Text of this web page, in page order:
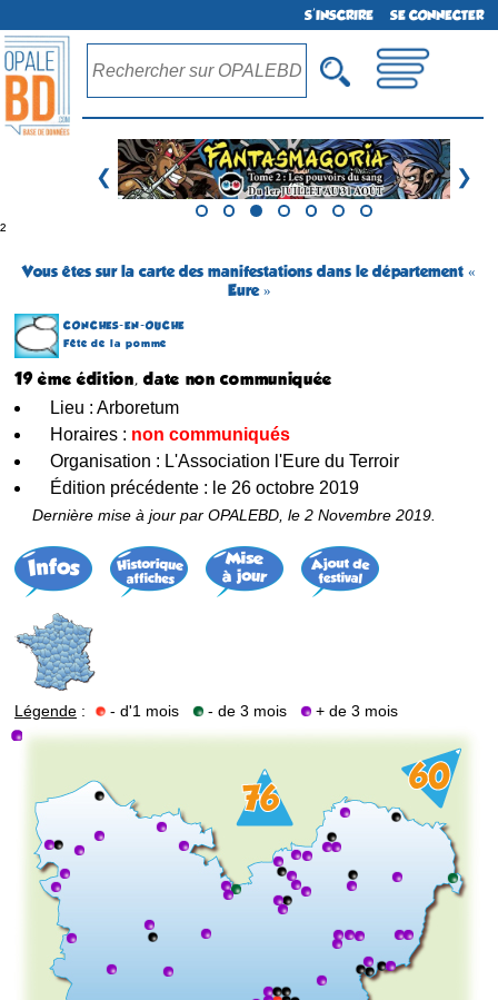
S'INSCRIRE SE CONNECTER
❮ ❯
²
Vous êtes sur la carte des manifestations dans le département «
Eure »
CONCHES-EN-OUCHE
Fête de la pomme
19 ème édition, date non communiquée
Lieu : Arboretum
Horaires : non communiqués
Organisation : L'Association l'Eure du Terroir
Édition précédente : le 26 octobre 2019
Dernière mise à jour par OPALEBD, le 2 Novembre 2019.
Légende : - d'1 mois - de 3 mois + de 3 mois